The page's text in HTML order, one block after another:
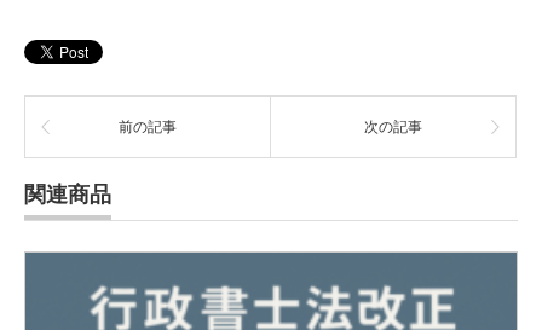
前の記事 次の記事
関連商品